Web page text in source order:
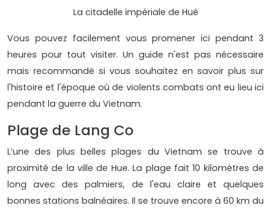
La citadelle impériale de Hué
Vous pouvez facilement vous promener ici pendant 3
heures pour tout visiter. Un guide n'est pas nécessaire
mais recommandé si vous souhaitez en savoir plus sur
l'histoire et l'époque où de violents combats ont eu lieu ici
pendant la guerre du Vietnam.
Plage de Lang Co
L’une des plus belles plages du Vietnam se trouve à
proximité de la ville de Hue. La plage fait 10 kilomètres de
long avec des palmiers, de l'eau claire et quelques
bonnes stations balnéaires. Il se trouve encore à 60 km du